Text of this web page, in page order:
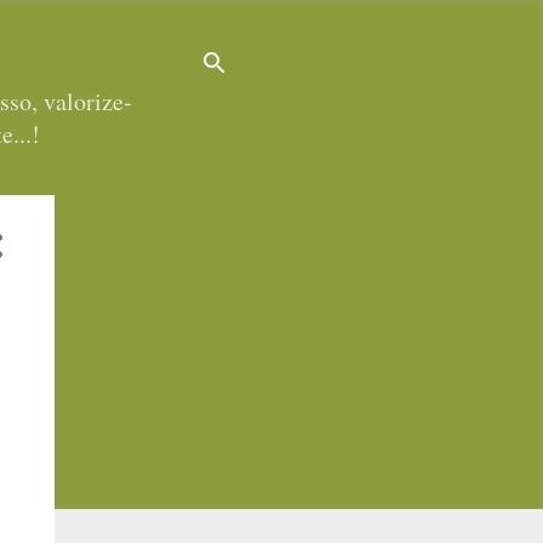
valorize-